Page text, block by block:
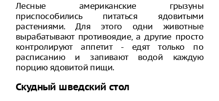
Лесные американские грызуны
приспособились питаться ядовитыми
растениями. Для этого одни животные
вырабатывают противоядие, а другие просто
контролируют аппетит - едят только по
расписанию и запивают водой каждую
порцию ядовитой пищи.
Скудный шведский стол